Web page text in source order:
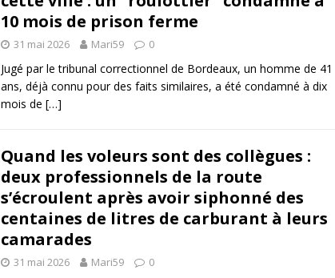
10 mois de prison ferme
31 mai 2026 Mari59 0
Jugé par le tribunal correctionnel de Bordeaux, un homme de 41
ans, déjà connu pour des faits similaires, a été condamné à dix
mois de […]
Quand les voleurs sont des collègues :
deux professionnels de la route
s’écroulent après avoir siphonné des
centaines de litres de carburant à leurs
camarades
31 mai 2026 Mari59 0